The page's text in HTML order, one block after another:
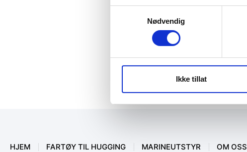
Nødvendig
Ikke tillat
HJEM FARTØY TIL HUGGING MARINEUTSTYR OM OSS